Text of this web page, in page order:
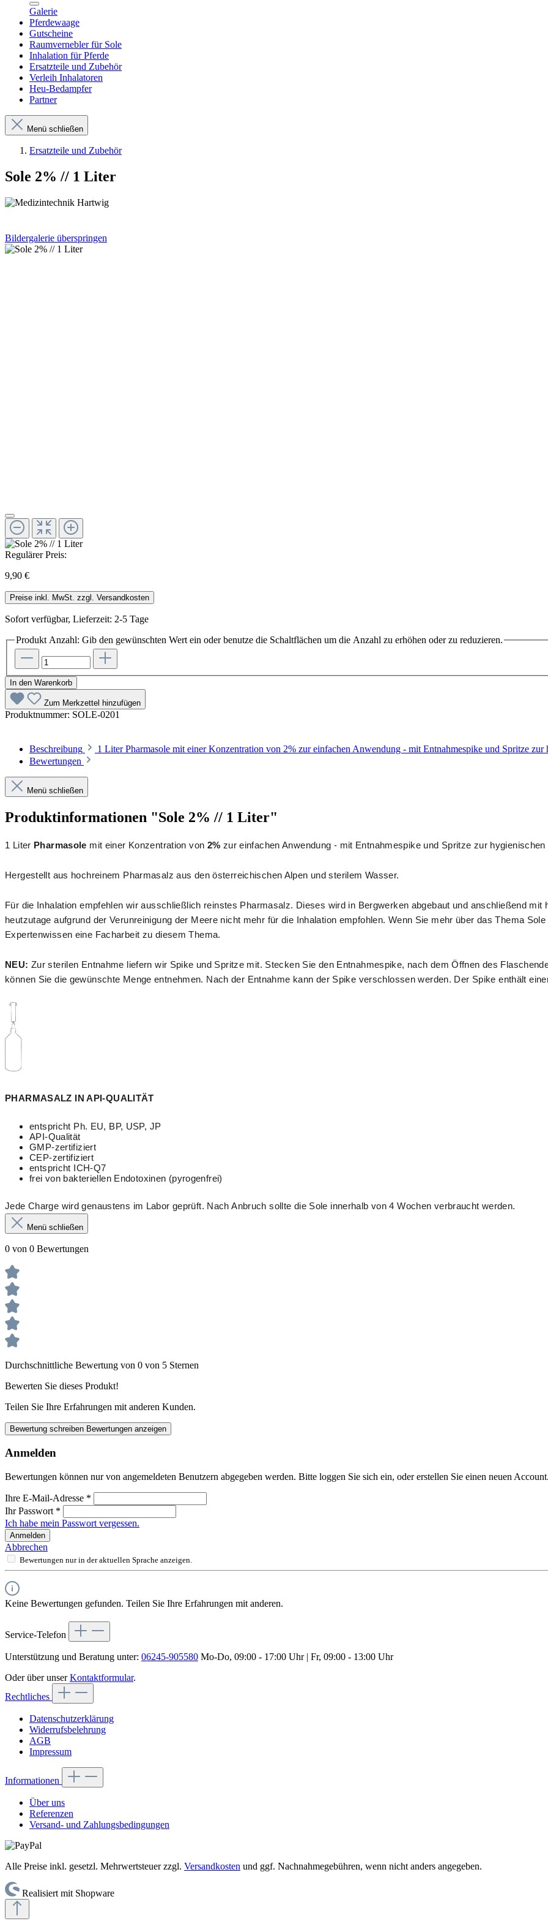
Galerie
Pferdewaage
Gutscheine
Raumvernebler für Sole
Inhalation für Pferde
Ersatzteile und Zubehör
Verleih Inhalatoren
Heu-Bedampfer
Partner
Menü schließen
Ersatzteile und Zubehör
Sole 2% // 1 Liter
Bildergalerie überspringen
Regulärer Preis:
9,90 €
Preise inkl. MwSt. zzgl. Versandkosten
Sofort verfügbar, Lieferzeit: 2-5 Tage
Produkt Anzahl: Gib den gewünschten Wert ein oder benutze die Schaltflächen um die Anzahl zu erhöhen oder zu reduzieren.
In den Warenkorb
Zum Merkzettel hinzufügen
Produktnummer: SOLE-0201
Beschreibung 1 Liter Pharmasole mit einer Konzentration von 2% zur einfachen Anwendung - mit Entnahmespike und Spritze
Bewertungen
Menü schließen
Produktinformationen "Sole 2% // 1 Liter"
1 Liter Pharmasole mit einer Konzentration von 2% zur einfachen Anwendung - mit Entnahmespike und Spritze zur
Hergestellt aus hochreinem Pharmasalz aus den österreichischen Alpen und sterilem Wasser.
Für die Inhalation empfehlen wir ausschließlich reinstes Pharmasalz. Dieses wird in Bergwerken abgebaut und anschließend
heutzutage aufgrund der Verunreinigung der Meere nicht mehr für die Inhalation empfohlen. Wenn Sie mehr über das Thema
Expertenwissen eine Facharbeit zu diesem Thema.
NEU: Zur sterilen Entnahme liefern wir Spike und Spritze mit. Stecken Sie den Entnahmespike, nach dem Öffnen des
können Sie die gewünschte Menge entnehmen. Nach der Entnahme kann der Spike verschlossen werden. Der Spike enthält
PHARMASALZ IN API-QUALITÄT
entspricht Ph. EU, BP, USP, JP
API-Qualität
GMP-zertifiziert
CEP-zertifiziert
entspricht ICH-Q7
frei von bakteriellen Endotoxinen (pyrogenfrei)
Jede Charge wird genaustens im Labor geprüft. Nach Anbruch sollte die Sole innerhalb von 4 Wochen verbraucht werden.
Menü schließen
0 von 0 Bewertungen
Durchschnittliche Bewertung von 0 von 5 Sternen
Bewerten Sie dieses Produkt!
Teilen Sie Ihre Erfahrungen mit anderen Kunden.
Bewertung schreiben Bewertungen anzeigen
Anmelden
Bewertungen können nur von angemeldeten Benutzern abgegeben werden. Bitte loggen Sie sich ein, oder erstellen Sie einen neuen Account.
Ihre E-Mail-Adresse *
Ihr Passwort *
Ich habe mein Passwort vergessen.
Anmelden
Abbrechen
Bewertungen nur in der aktuellen Sprache anzeigen.
Keine Bewertungen gefunden. Teilen Sie Ihre Erfahrungen mit anderen.
Service-Telefon
Unterstützung und Beratung unter: 06245-905580 Mo-Do, 09:00 - 17:00 Uhr | Fr, 09:00 - 13:00 Uhr
Oder über unserKontaktformular.
Rechtliches
Datenschutzerklärung
Widerrufsbelehrung
AGB
Impressum
Informationen
Über uns
Referenzen
Versand- und Zahlungsbedingungen
Alle Preise inkl. gesetzl. Mehrwertsteuer zzgl. Versandkosten und ggf. Nachnahmegebühren, wenn nicht anders angegeben.
Realisiert mit Shopware